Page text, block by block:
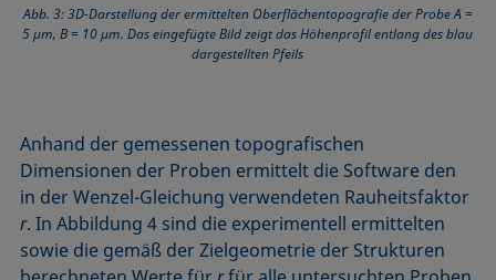
Abb. 3: 3D-Darstellung der ermittelten Oberflächentopografie der Probe A =
5 µm, B = 10 µm. Das eingefügte Bild zeigt das Höhenprofil entlang des blau
dargestellten Pfeils
Anhand der gemessenen topografischen
Dimensionen der Proben ermittelt die Software den
in der Wenzel-Gleichung verwendeten Rauheitsfaktor
r. In Abbildung 4 sind die experimentell ermittelten
sowie die gemäß der Zielgeometrie der Strukturen